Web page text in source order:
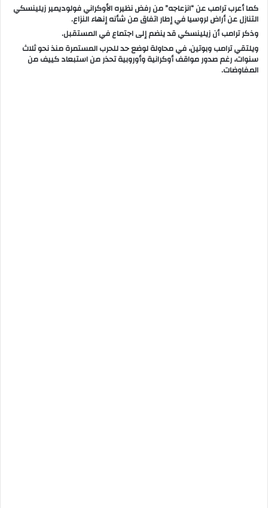
كما أعرب ترامب عن “انزعاجه” من رفض نظيره الأوكراني فولوديمير زيلينسكي
التنازل عن أراض لروسيا في إطار اتفاق من شأنه إنهاء النزاع.
وذكر ترامب أن زيلينسكي قد ينضم إلى اجتماع في المستقبل.
ويلتقي ترامب وبوتين، في محاولة لوضع حد للحرب المستمرة منذ نحو ثلاث
سنوات، رغم صدور مواقف أوكرانية وأوروبية تحذر من استبعاد كييف من
المفاوضات.